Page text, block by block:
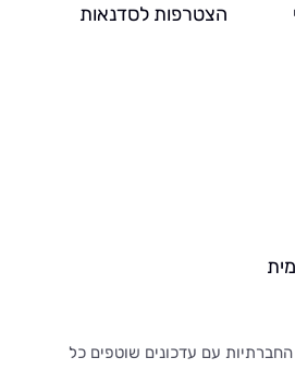
הצטרפות לסדנאות
עם עדכונים שוטפים כל